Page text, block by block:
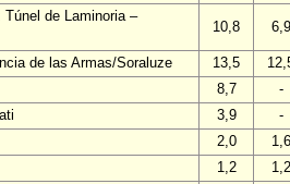
Túnel de Laminoria –
10,8 6,9
de las Armas/Soraluze 13,5
8,7
-
3,9
-
2,0
1,6
1,2
1,2